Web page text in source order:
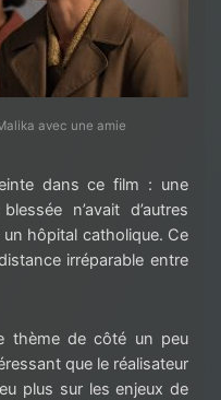
avec une amie
dans ce film : une
n’avait d’autres
un hôpital catholique. Ce
irréparable entre
thème de côté un peu
que le réalisateur
plus sur les enjeux de